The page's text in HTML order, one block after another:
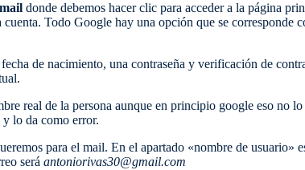
donde debemos hacer clic para acceder a la página
Todo Google hay una opción que se corresponde
de nacimiento, una contraseña y verificación de
real de la persona aunque en principio google eso no
y lo da como error.
para el mail. En el apartado «nombre de usuario»
será antoniorivas30@gmail.com